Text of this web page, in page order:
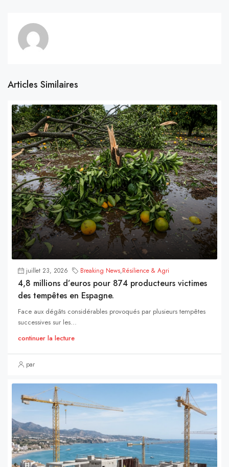
Articles Similaires
juillet 23, 2026 Breaking News,Résilience & Agri
4,8 millions d’euros pour 874 producteurs victimes
des tempêtes en Espagne.
Face aux dégâts considérables provoqués par plusieurs tempêtes
successives sur les...
continuer la lecture
par